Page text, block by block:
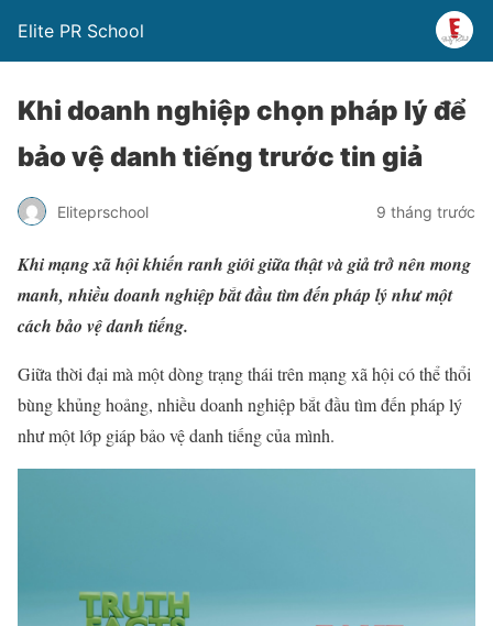
Elite PR School
Khi doanh nghiệp chọn pháp lý để
bảo vệ danh tiếng trước tin giả
Eliteprschool 9 tháng trước
Khi mạng xã hội khiến ranh giới giữa thật và giả trở nên mong
manh, nhiều doanh nghiệp bắt đầu tìm đến pháp lý như một
cách bảo vệ danh tiếng.
Giữa thời đại mà một dòng trạng thái trên mạng xã hội có thể thổi
bùng khủng hoảng, nhiều doanh nghiệp bắt đầu tìm đến pháp lý
như một lớp giáp bảo vệ danh tiếng của mình.